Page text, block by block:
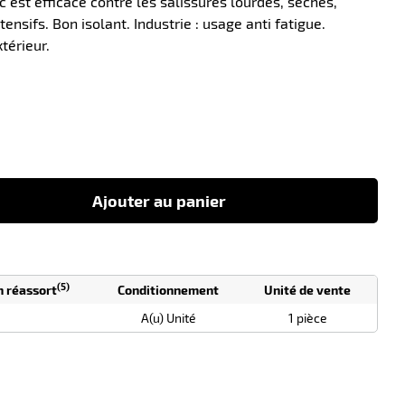
Bon isolant. Industrie : usage anti fatigue.
Ajouter au panier
réassort(5) Conditionnement
Unité de vente
A(u) Unité 1 pièce